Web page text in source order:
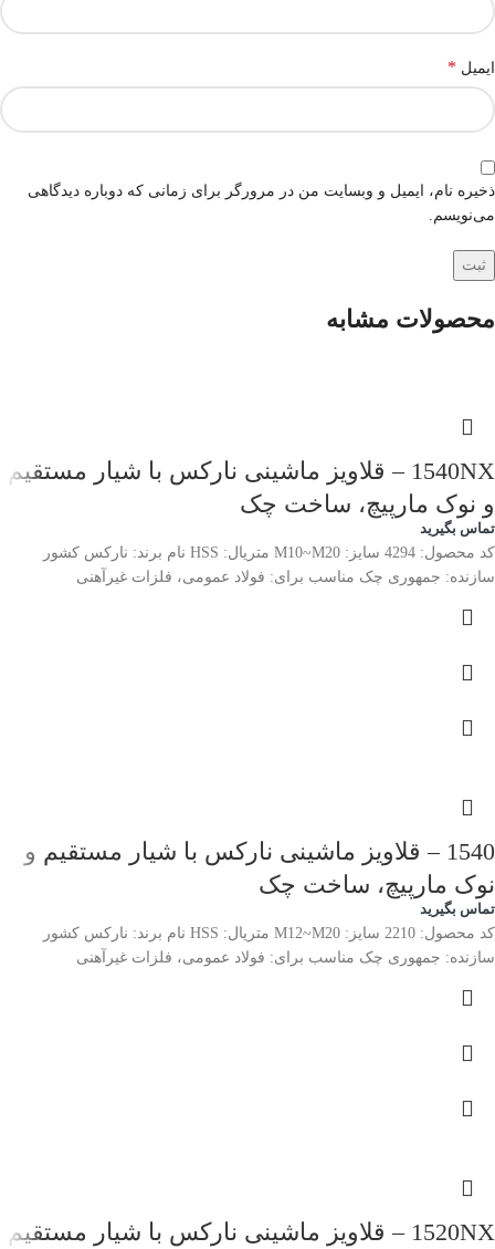
ایمیل *
ذخیره نام، ایمیل و وبسایت من در مرورگر برای زمانی که دوباره دیدگاهی
می‌نویسم.
محصولات مشابه
1540NX – قلاویز ماشینی نارکس با شیار مستقیم
و نوک مارپیچ، ساخت چک
تماس بگیرید
کد محصول: 4294 سایز: M10~M20 متریال: HSS نام برند: نارکس کشور
سازنده: جمهوری چک مناسب برای: فولاد عمومی، فلزات غیرآهنی
1540 – قلاویز ماشینی نارکس با شیار مستقیم و
نوک مارپیچ، ساخت چک
تماس بگیرید
کد محصول: 2210 سایز: M12~M20 متریال: HSS نام برند: نارکس کشور
سازنده: جمهوری چک مناسب برای: فولاد عمومی، فلزات غیرآهنی
1520NX – قلاویز ماشینی نارکس با شیار مستقیم